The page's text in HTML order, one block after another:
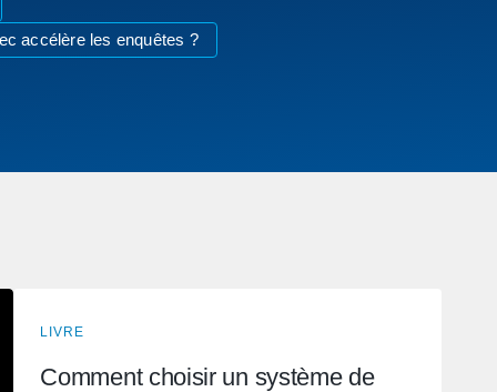
accélère les enquêtes ?
LIVRE
Comment choisir un système de